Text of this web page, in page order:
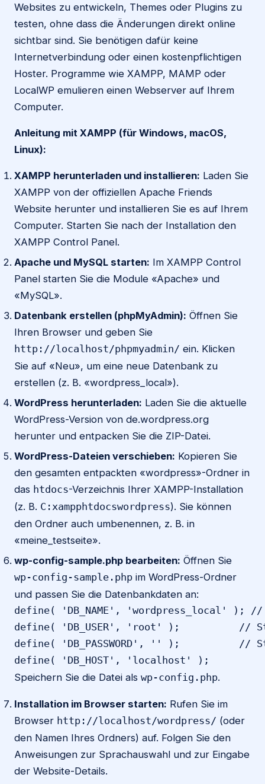
Websites zu entwickeln, Themes oder Plugins zu
testen, ohne dass die Änderungen direkt online
sichtbar sind. Sie benötigen dafür keine
Internetverbindung oder einen kostenpflichtigen
Hoster. Programme wie XAMPP, MAMP oder
LocalWP emulieren einen Webserver auf Ihrem
Computer.
Anleitung mit XAMPP (für Windows, macOS,
Linux):
XAMPP herunterladen und installieren: Laden Sie
XAMPP von der offiziellen Apache Friends
Website herunter und installieren Sie es auf Ihrem
Computer. Starten Sie nach der Installation den
XAMPP Control Panel.
Apache und MySQL starten: Im XAMPP Control
Panel starten Sie die Module «Apache» und
«MySQL».
Datenbank erstellen (phpMyAdmin): Öffnen Sie
Ihren Browser und geben Sie
http://localhost/phpmyadmin/ ein. Klicken
Sie auf «Neu», um eine neue Datenbank zu
erstellen (z. B. «wordpress_local»).
WordPress herunterladen: Laden Sie die aktuelle
WordPress-Version von de.wordpress.org
herunter und entpacken Sie die ZIP-Datei.
WordPress-Dateien verschieben: Kopieren Sie
den gesamten entpackten «wordpress»-Ordner in
das htdocs-Verzeichnis Ihrer XAMPP-Installation
(z. B. C:xampphtdocswordpress). Sie können
den Ordner auch umbenennen, z. B. in
«meine_testseite».
wp-config-sample.php bearbeiten: Öffnen Sie
wp-config-sample.php im WordPress-Ordner
und passen Sie die Datenbankdaten an:
define( 'DB_NAME', 'wordpress_local' ); //
define( 'DB_USER', 'root' );          //
define( 'DB_PASSWORD', '' );          //
define( 'DB_HOST', 'localhost' );
Speichern Sie die Datei als wp-config.php.
Installation im Browser starten: Rufen Sie im
Browser http://localhost/wordpress/ (oder
den Namen Ihres Ordners) auf. Folgen Sie den
Anweisungen zur Sprachauswahl und zur Eingabe
der Website-Details.